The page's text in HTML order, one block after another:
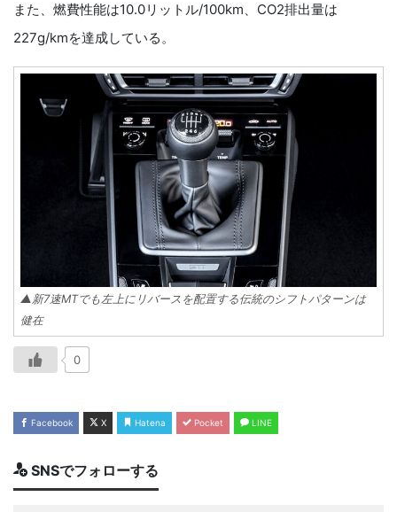
また、燃費性能は10.0リットル/100km、CO2排出量は
227g/kmを達成している。
▲新7速MTでも左上にリバースを配置する伝統のシフトパターンは
健在
0
Facebook X Hatena Pocket LINE
SNSでフォローする